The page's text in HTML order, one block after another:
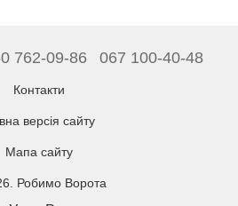
762-09-86 067 100-40-48
Контакти
версія сайту
Мапа сайту
Робимо Ворота